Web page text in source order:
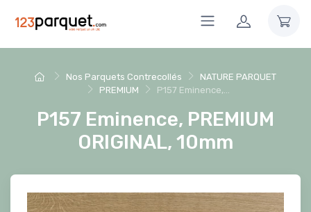
Nos Parquets Contrecollés
NATURE PARQUET
PREMIUM
P157 Eminence,...
P157 Eminence, PREMIUM
ORIGINAL, 10mm